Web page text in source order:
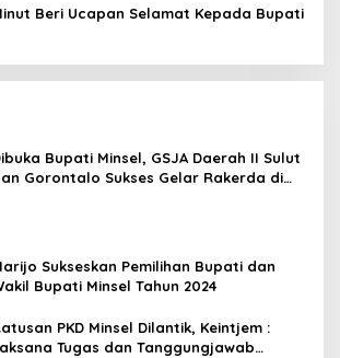
Beri Ucapan Selamat Kepada Bupati
Bupati Minsel, GSJA Daerah II Sulut
Gorontalo Sukses Gelar Rakerda di
Sukseskan Pemilihan Bupati dan
Bupati Minsel Tahun 2024
PKD Minsel Dilantik, Keintjem :
Tugas dan Tanggungjawab